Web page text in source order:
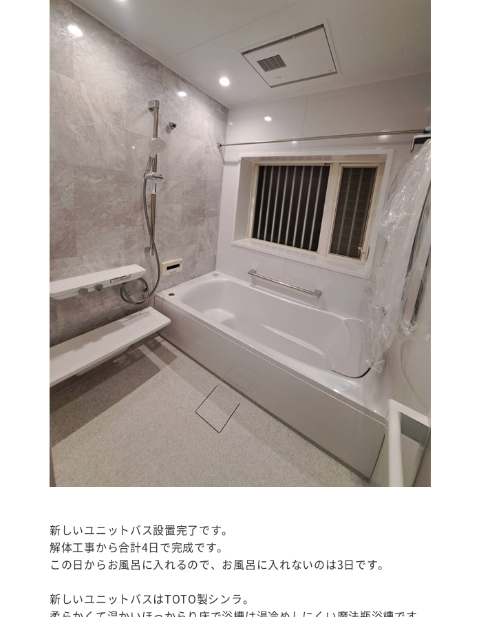
新しいユニットバス設置完了です。
解体工事から合計4日で完成です。
この日からお風呂に入れるので、お風呂に入れないのは3日です。
新しいユニットバスはTOTO製シンラ。